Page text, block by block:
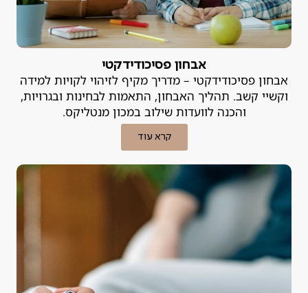
אבחון פסיכודידקטי
אבחון פסיכודידקטי – מדריך מקיף לזיהוי לקויות למידה
וקשיי קשב. תהליך האבחון, התאמות לבחינות ובגרויות,
והכנה לוועדות שילוב במכון מנטליקס.
קרא עוד